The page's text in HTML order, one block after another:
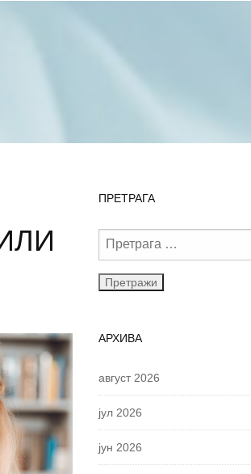
ПРЕТРАГА
АРХИВА
август 2026
јул 2026
јун 2026